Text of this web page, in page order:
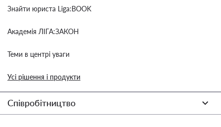
Знайти юриста Liga:BOOK
Академія ЛІГА:ЗАКОН
Теми в центрі уваги
Усі рішення і продукти
Співробітництво